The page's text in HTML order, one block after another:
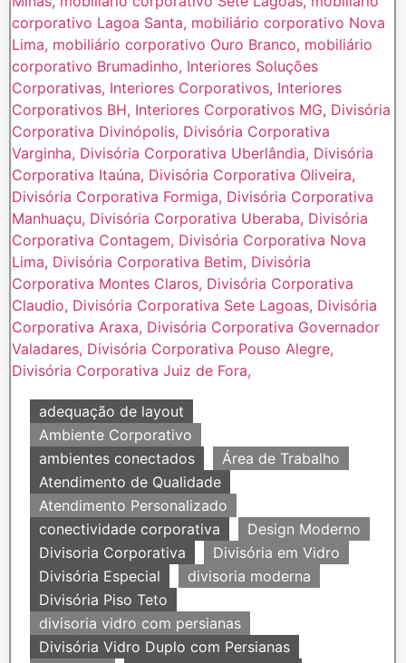
adequação de layout
Ambiente Corporativo
ambientes conectados
Área de Trabalho
Atendimento de Qualidade
Atendimento Personalizado
conectividade corporativa
Design Moderno
Divisoria Corporativa
Divisória em Vidro
Divisória Especial
divisoria moderna
Divisória Piso Teto
divisoria vidro com persianas
Divisória Vidro Duplo com Persianas